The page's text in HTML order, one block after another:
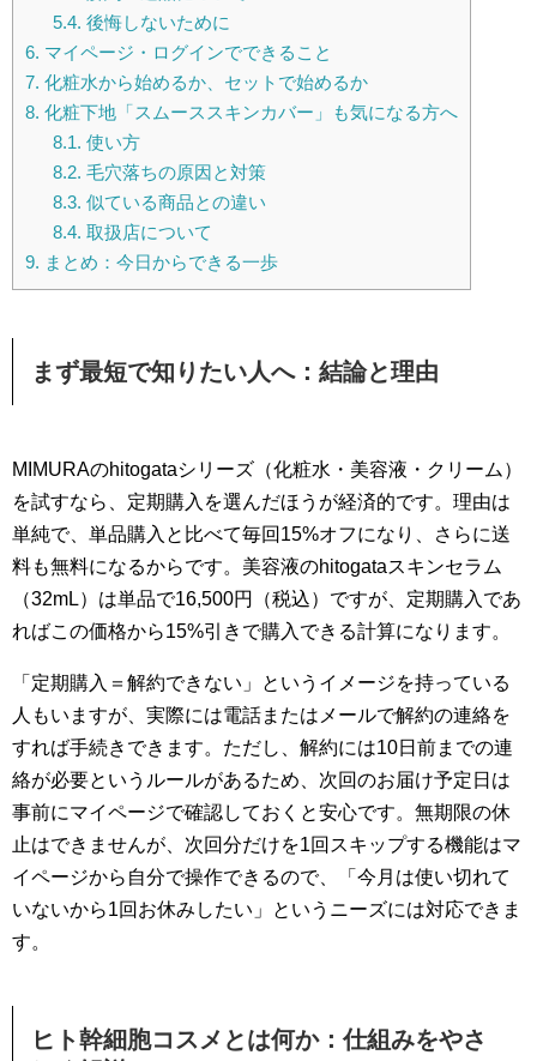
5.4. 後悔しないために
6. マイページ・ログインでできること
7. 化粧水から始めるか、セットで始めるか
8. 化粧下地「スムーススキンカバー」も気になる方へ
8.1. 使い方
8.2. 毛穴落ちの原因と対策
8.3. 似ている商品との違い
8.4. 取扱店について
9. まとめ：今日からできる一歩
まず最短で知りたい人へ：結論と理由
MIMURAのhitogataシリーズ（化粧水・美容液・クリーム）
を試すなら、定期購入を選んだほうが経済的です。理由は
単純で、単品購入と比べて毎回15%オフになり、さらに送
料も無料になるからです。美容液のhitogataスキンセラム
（32mL）は単品で16,500円（税込）ですが、定期購入であ
ればこの価格から15%引きで購入できる計算になります。
「定期購入＝解約できない」というイメージを持っている
人もいますが、実際には電話またはメールで解約の連絡を
すれば手続きできます。ただし、解約には10日前までの連
絡が必要というルールがあるため、次回のお届け予定日は
事前にマイページで確認しておくと安心です。無期限の休
止はできませんが、次回分だけを1回スキップする機能はマ
イページから自分で操作できるので、「今月は使い切れて
いないから1回お休みしたい」というニーズには対応できま
す。
ヒト幹細胞コスメとは何か：仕組みをやさ